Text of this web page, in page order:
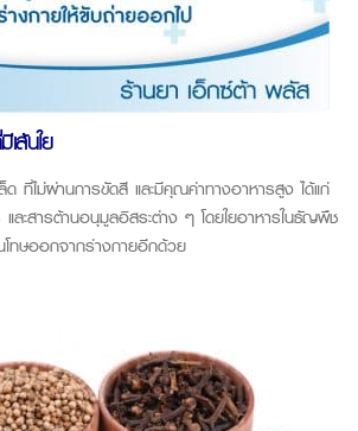
ส้นใย
ที่ไม่ผ่านการขัดสี และมีคุณค่าทางอาหารสูง ได้แก่
ละสารต้านอนุมูลอิสระต่าง ๆ โดยใยอาหารในธัญพืช
โทษออกจากร่างกายอีกด้วย